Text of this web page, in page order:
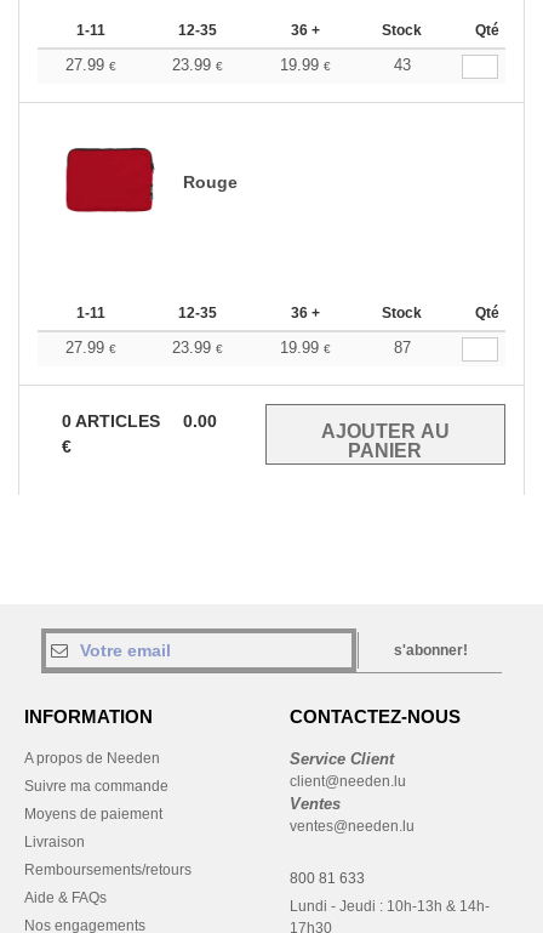
1-11 12-35 36 + Stock Qté
27.99 € 23.99 € 19.99 € 43
Rouge
1-11 12-35 36 + Stock Qté
27.99 € 23.99 € 19.99 € 87
0ARTICLES
0.00
€
s'abonner!
INFORMATION
A propos de Needen
Suivre ma commande
Moyens de paiement
Livraison
Remboursements/retours
Aide & FAQs
Nos engagements
CONTACTEZ-NOUS
Service Client
client@needen.lu
Ventes
ventes@needen.lu
800 81 633
Lundi - Jeudi : 10h-13h & 14h-
17h30